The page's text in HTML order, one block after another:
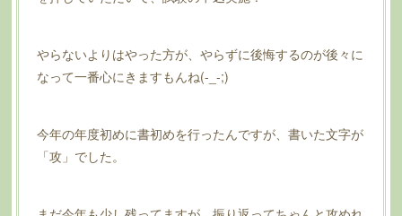
やらないよりはやった方が、やらずに後悔するのが後々に
なって一番心にきますもんね(-_-;)
今年の年度初めに書初めを行ったんですが、書いた文字が
「攻」でした。